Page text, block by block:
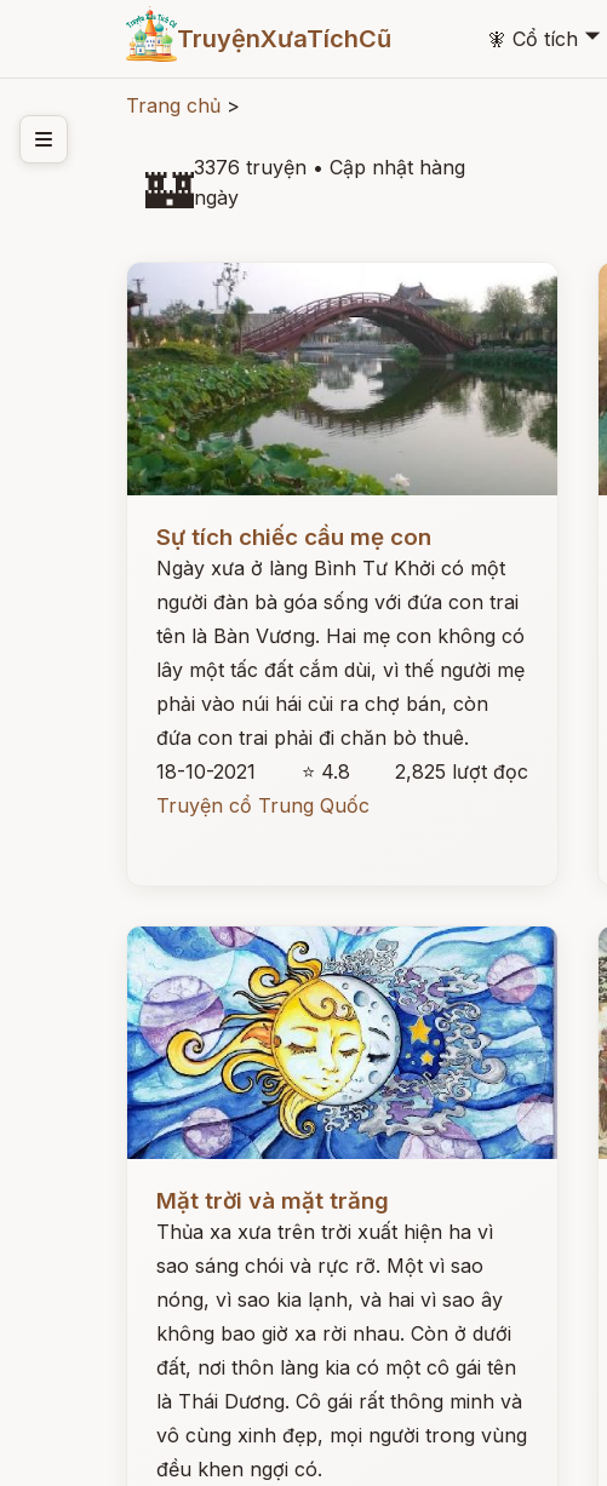
TruyệnXưaTíchCũ 🧚 Cổ tích 🞃
Trang chủ >
🏰3376 truyện • Cập nhật hàng
ngày
Sự tích chiếc cầu mẹ con
Ngày xưa ở làng Bình Tư Khởi có một
người đàn bà góa sống với đứa con trai
tên là Bàn Vương. Hai mẹ con không có
lây một tấc đất cắm dùi, vì thế người mẹ
phải vào núi hái củi ra chợ bán, còn
đứa con trai phải đi chăn bò thuê.
18-10-2021
⭐ 4.8
2,825 lượt đọc
Truyện cổ Trung Quốc
Mặt trời và mặt trăng
Thủa xa xưa trên trời xuất hiện ha vì
sao sáng chói và rực rỡ. Một vì sao
nóng, vì sao kia lạnh, và hai vì sao ây
không bao giờ xa rời nhau. Còn ở dưới
đất, nơi thôn làng kia có một cô gái tên
là Thái Dương. Cô gái rất thông minh và
vô cùng xinh đẹp, mọi người trong vùng
đều khen ngợi có.